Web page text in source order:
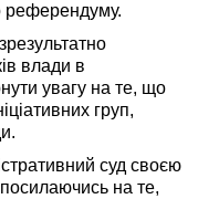
референдуму.
влади в
увагу на те, що
груп,
суд своєю
на те,